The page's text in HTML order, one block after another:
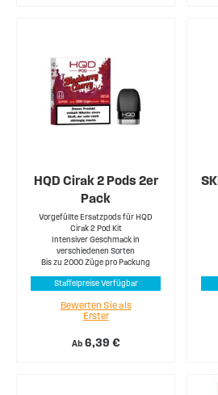
HQD Cirak 2 Pods 2er
Pack
Vorgefüllte Ersatzpods für HQD
Cirak 2 Pod Kit
Intensiver Geschmack in
verschiedenen Sorten
Bis zu 2000 Züge pro Packung
Staffelpreise Verfügbar
Ab 6,39 €
Bewerten Sie als
Erster